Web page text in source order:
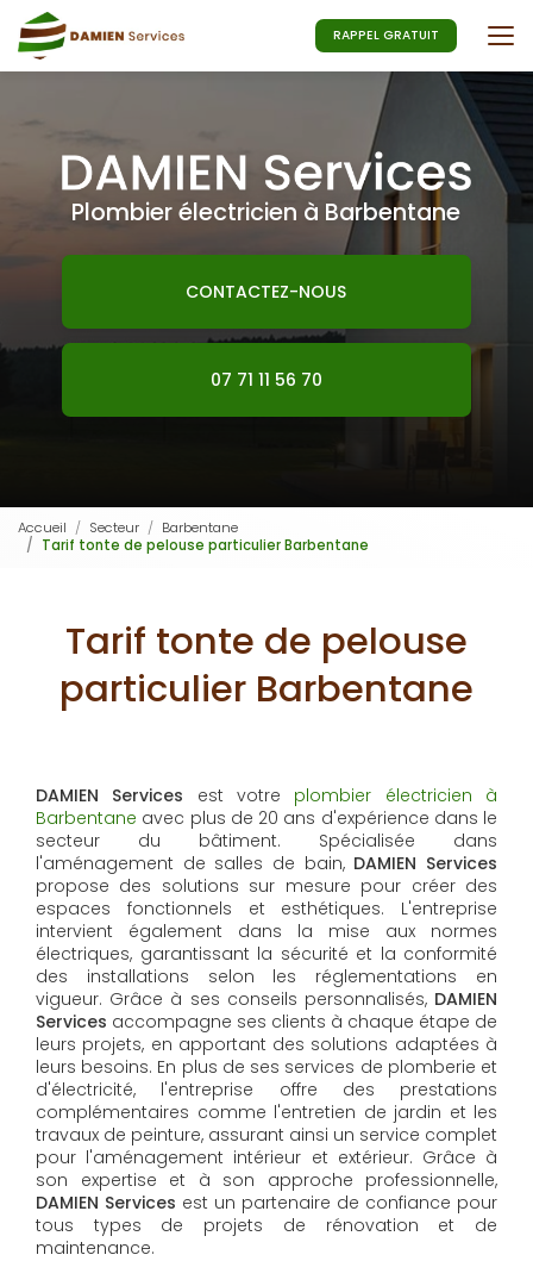
au
contenu
principal
RAPPEL GRATUIT
Plombier électricien à Barbentane
CONTACTEZ-NOUS
07 71 11 56 70
Accueil Secteur
Barbentane
Tarif tonte de pelouse particulier Barbentane
Tarif tonte de pelouse
particulier Barbentane
DAMIEN Services est votre plombier électricien à
Barbentane avec plus de 20 ans d'expérience dans le
secteur du bâtiment. Spécialisée dans
l'aménagement de salles de bain, DAMIEN Services
propose des solutions sur mesure pour créer des
espaces fonctionnels et esthétiques. L'entreprise
intervient également dans la mise aux normes
électriques, garantissant la sécurité et la conformité
des installations selon les réglementations en
vigueur. Grâce à ses conseils personnalisés, DAMIEN
Services accompagne ses clients à chaque étape de
leurs projets, en apportant des solutions adaptées à
leurs besoins. En plus de ses services de plomberie et
d'électricité, l'entreprise offre des prestations
complémentaires comme l'entretien de jardin et les
travaux de peinture, assurant ainsi un service complet
pour l'aménagement intérieur et extérieur. Grâce à
son expertise et à son approche professionnelle,
DAMIEN Services​​​​​​​ est un partenaire de confiance pour
tous types de projets de rénovation et de
maintenance.